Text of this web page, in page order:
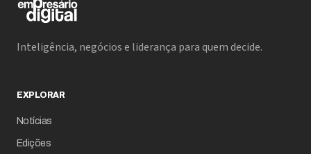
Inteligência, negócios e liderança para quem decide.
EXPLORAR
Notícias
Edições